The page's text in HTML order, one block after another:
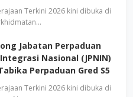
Terkini 2026 kini dibuka di
Jabatan Perpaduan
Nasional (JPNIN)
Perpaduan Gred S5
Terkini 2026 kini dibuka di